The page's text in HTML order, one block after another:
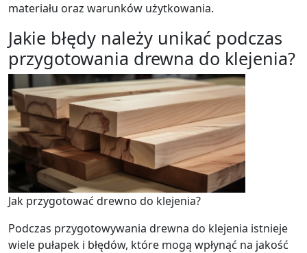
materiału oraz warunków użytkowania.
Jakie błędy należy unikać podczas
przygotowania drewna do klejenia?
Jak przygotować drewno do klejenia?
Podczas przygotowywania drewna do klejenia istnieje
wiele pułapek i błędów, które mogą wpłynąć na jakość